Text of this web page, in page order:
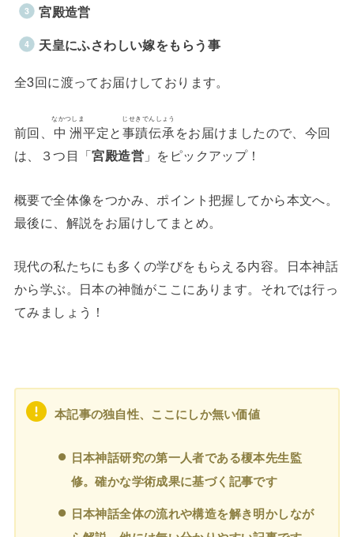
宮殿造営
天皇にふさわしい嫁をもらう事
全3回に渡ってお届けしております。
前回、 中洲
なかつしま
平定と事蹟伝承
じせきでんしょう
をお届けましたので、今回
は、３つ目「宮殿造営 」をピックアップ！
概要で全体像をつかみ、ポイント把握してから本文へ。
最後に、解説をお届けしてまとめ。
現代の私たちにも多くの学びをもらえる内容。日本神話
から学ぶ。日本の神髄がここにあります。それでは行っ
てみましょう！
本記事の独自性、ここにしか無い価値
日本神話研究の第一人者である榎本先生監
修。確かな学術成果に基づく記事です
日本神話全体の流れや構造を解き明かしなが